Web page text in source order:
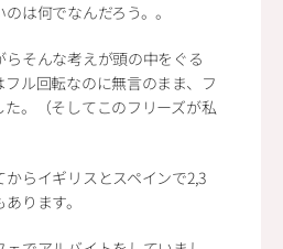
は何でなんだろう。。
そんな考えが頭の中をぐる
フル回転なのに無言のまま、フ
た。（そしてこのフリーズが私
からイギリスとスペインで2,3
ります。